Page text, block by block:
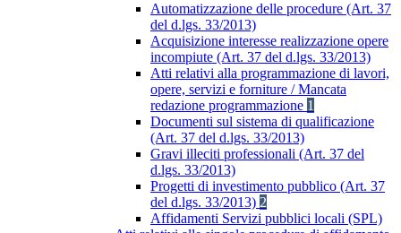
Automatizzazione delle procedure (Art. 37
del d.lgs. 33/2013)
Acquisizione interesse realizzazione opere
incompiute (Art. 37 del d.lgs. 33/2013)
Atti relativi alla programmazione di lavori,
opere, servizi e forniture / Mancata
redazione programmazione 1
Documenti sul sistema di qualificazione
(Art. 37 del d.lgs. 33/2013)
Gravi illeciti professionali (Art. 37 del
d.lgs. 33/2013)
Progetti di investimento pubblico (Art. 37
del d.lgs. 33/2013) 2
Affidamenti Servizi pubblici locali (SPL)